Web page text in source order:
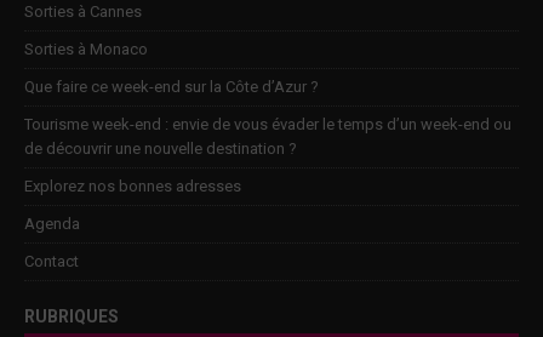
Sorties à Cannes
Sorties à Monaco
Que faire ce week-end sur la Côte d’Azur ?
Tourisme week-end : envie de vous évader le temps d’un week-end ou
de découvrir une nouvelle destination ?
Explorez nos bonnes adresses
Agenda
Contact
RUBRIQUES